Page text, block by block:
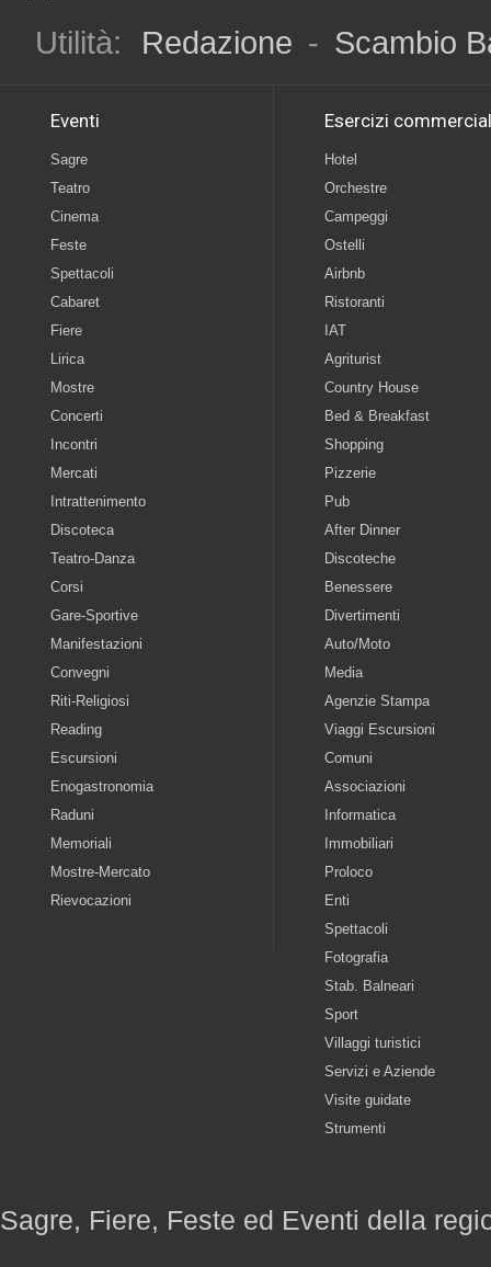
Utilità:
Redazione - Scambio
Eventi
Sagre
Teatro
Cinema
Feste
Spettacoli
Cabaret
Fiere
Lirica
Mostre
Concerti
Incontri
Mercati
Intrattenimento
Discoteca
Teatro-Danza
Corsi
Gare-Sportive
Manifestazioni
Convegni
Riti-Religiosi
Reading
Escursioni
Enogastronomia
Raduni
Memoriali
Mostre-Mercato
Rievocazioni
Esercizi
Hotel
Orchestre
Campeggi
Ostelli
Airbnb
Ristoranti
IAT
Agriturist
Country House
Bed & Breakfast
Shopping
Pizzerie
Pub
After Dinner
Discoteche
Benessere
Divertimenti
Auto/Moto
Media
Agenzie Stampa
Viaggi Escursioni
Comuni
Associazioni
Informatica
Immobiliari
Proloco
Enti
Spettacoli
Fotografia
Stab. Balneari
Sport
Villaggi turistici
Servizi e Aziende
Visite guidate
Strumenti
Sagre, Fiere, Feste ed Eventi della